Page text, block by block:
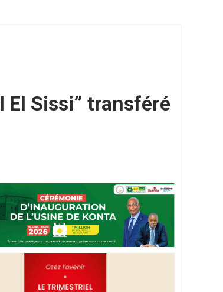
El Sissi” transféré